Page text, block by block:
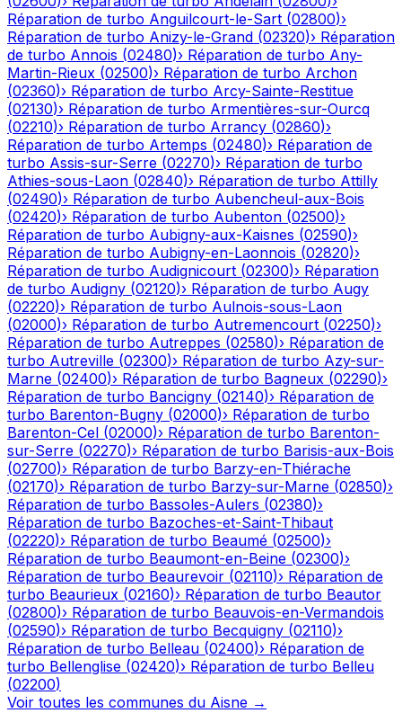
Réparation de turbo Anguilcourt-le-Sart (02800)›
Réparation de turbo Anizy-le-Grand (02320)› Réparation
de turbo Annois (02480)› Réparation de turbo Any-
Martin-Rieux (02500)› Réparation de turbo Archon
(02360)› Réparation de turbo Arcy-Sainte-Restitue
(02130)› Réparation de turbo Armentières-sur-Ourcq
(02210)› Réparation de turbo Arrancy (02860)›
Réparation de turbo Artemps (02480)› Réparation de
turbo Assis-sur-Serre (02270)› Réparation de turbo
Athies-sous-Laon (02840)› Réparation de turbo Attilly
(02490)› Réparation de turbo Aubencheul-aux-Bois
(02420)› Réparation de turbo Aubenton (02500)›
Réparation de turbo Aubigny-aux-Kaisnes (02590)›
Réparation de turbo Aubigny-en-Laonnois (02820)›
Réparation de turbo Audignicourt (02300)› Réparation
de turbo Audigny (02120)› Réparation de turbo Augy
(02220)› Réparation de turbo Aulnois-sous-Laon
(02000)› Réparation de turbo Autremencourt (02250)›
Réparation de turbo Autreppes (02580)› Réparation de
turbo Autreville (02300)› Réparation de turbo Azy-sur-
Marne (02400)› Réparation de turbo Bagneux (02290)›
Réparation de turbo Bancigny (02140)› Réparation de
turbo Barenton-Bugny (02000)› Réparation de turbo
Barenton-Cel (02000)› Réparation de turbo Barenton-
sur-Serre (02270)› Réparation de turbo Barisis-aux-Bois
(02700)› Réparation de turbo Barzy-en-Thiérache
(02170)› Réparation de turbo Barzy-sur-Marne (02850)›
Réparation de turbo Bassoles-Aulers (02380)›
Réparation de turbo Bazoches-et-Saint-Thibaut
(02220)› Réparation de turbo Beaumé (02500)›
Réparation de turbo Beaumont-en-Beine (02300)›
Réparation de turbo Beaurevoir (02110)› Réparation de
turbo Beaurieux (02160)› Réparation de turbo Beautor
(02800)› Réparation de turbo Beauvois-en-Vermandois
(02590)› Réparation de turbo Becquigny (02110)›
Réparation de turbo Belleau (02400)› Réparation de
turbo Bellenglise (02420)› Réparation de turbo Belleu
(02200)
Voir toutes les communes du Aisne →